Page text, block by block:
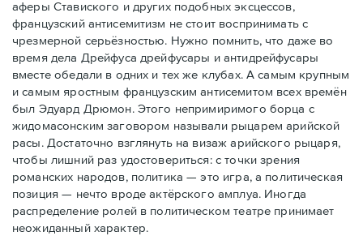
аферы Ставиского и других подобных эксцессов,
французский антисемитизм не стоит воспринимать с
чрезмерной серьёзностью. Нужно помнить, что даже во
время дела Дрейфуса дрейфусары и антидрейфусары
вместе обедали в одних и тех же клубах. А самым крупным
и самым яростным французским антисемитом всех времён
был Эдуард Дрюмон. Этого непримиримого борца с
жидомасонским заговором называли рыцарем арийской
расы. Достаточно взглянуть на визаж арийского рыцаря,
чтобы лишний раз удостовериться: с точки зрения
романских народов, политика — это игра, а политическая
позиция — нечто вроде актёрского амплуа. Иногда
распределение ролей в политическом театре принимает
неожиданный характер.